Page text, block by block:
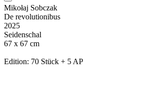
Mikołaj Sobczak
De revolutionibus
2025
Seidenschal
67 x 67 cm
Edition: 70 Stück + 5 AP